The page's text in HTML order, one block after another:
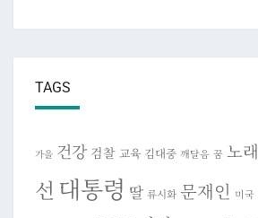
TAGS
가을 건강 검찰 교육 김대중 깨달음 꿈 노래
선 대통령 딸 류시화 문재인 미국